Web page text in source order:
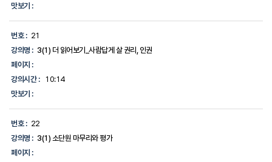
맛보기 :
번호 : 21
강의명 : 3(1) 더 읽어보기_사람답게 살 권리, 인권
페이지 :
강의시간 :
10:14
맛보기 :
번호 : 22
강의명 : 3(1) 소단원 마무리와 평가
페이지 :